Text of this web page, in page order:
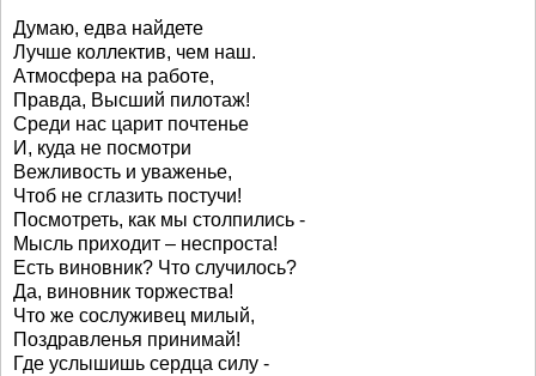
Думаю, едва найдете
Лучше коллектив, чем наш.
Атмосфера на работе,
Правда, Высший пилотаж!
Среди нас царит почтенье
И, куда не посмотри
Вежливость и уваженье,
Чтоб не сглазить постучи!
Посмотреть, как мы столпились -
Мысль приходит – неспроста!
Есть виновник? Что случилось?
Да, виновник торжества!
Что же сослуживец милый,
Поздравленья принимай!
Где услышишь сердца силу -